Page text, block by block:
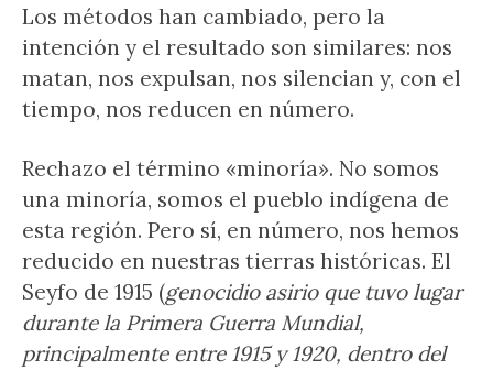
Los métodos han cambiado, pero la
intención y el resultado son similares: nos
matan, nos expulsan, nos silencian y, con el
tiempo, nos reducen en número.
Rechazo el término «minoría». No somos
una minoría, somos el pueblo indígena de
esta región. Pero sí, en número, nos hemos
reducido en nuestras tierras históricas. El
Seyfo de 1915 (genocidio asirio que tuvo lugar
durante la Primera Guerra Mundial,
principalmente entre 1915 y 1920, dentro del